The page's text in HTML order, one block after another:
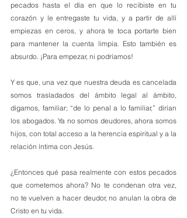
pecados hasta el día en que lo recibiste en tu
corazón y le entregaste tu vida, y a partir de allí
empiezas en ceros, y ahora te toca portarte bien
para mantener la cuenta limpia. Esto también es
absurdo. ¡Para empezar, ni podríamos!
Y es que, una vez que nuestra deuda es cancelada
somos trasladados del ámbito legal al ámbito,
digamos, familiar; “de lo penal a lo familiar,” dirían
los abogados. Ya no somos deudores, ahora somos
hijos, con total acceso a la herencia espiritual y a la
relación íntima con Jesús.
¿Entonces qué pasa realmente con estos pecados
que cometemos ahora? No te condenan otra vez,
no te vuelven a hacer deudor, no anulan la obra de
Cristo en tu vida.